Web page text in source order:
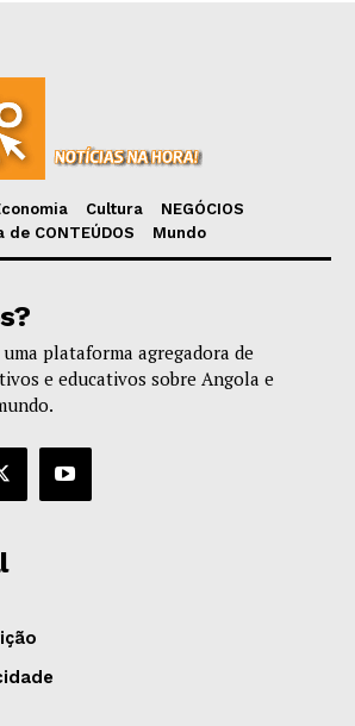
Cultura
NEGÓCIOS
de CONTEÚDOS
Mundo
plataforma agregadora de
e educativos sobre Angola e